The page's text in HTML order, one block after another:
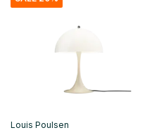
Louis Poulsen